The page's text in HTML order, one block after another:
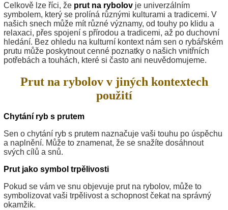
Celkově lze říci, že prut na rybolov je univerzálním
symbolem, který se prolíná různými kulturami a tradicemi. V
našich snech může mít různé významy, od touhy po klidu a
relaxaci, přes spojení s přírodou a tradicemi, až po duchovní
hledání. Bez ohledu na kulturní kontext nám sen o rybářském
prutu může poskytnout cenné poznatky o našich vnitřních
potřebách a touhách, které si často ani neuvědomujeme.
Prut na rybolov v jiných kontextech
použití
Chytání ryb s prutem
Sen o chytání ryb s prutem naznačuje vaši touhu po úspěchu
a naplnění. Může to znamenat, že se snažíte dosáhnout
svých cílů a snů.
Prut jako symbol trpělivosti
Pokud se vám ve snu objevuje prut na rybolov, může to
symbolizovat vaši trpělivost a schopnost čekat na správný
okamžik.